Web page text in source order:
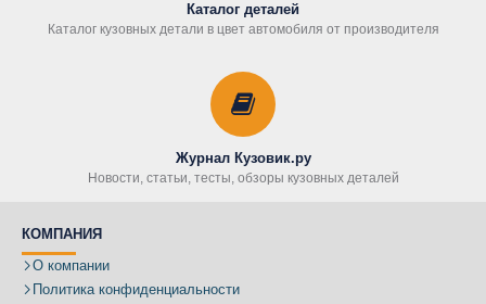
Каталог деталей
Каталог кузовных детали в цвет автомобиля от производителя
Журнал Кузовик.ру
Новости, статьи, тесты, обзоры кузовных деталей
КОМПАНИЯ
О компании
Политика конфиденциальности